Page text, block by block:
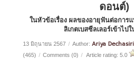
ดอนต์)
ในหัวข้อเรื่อง ผลของอายุฟันต่อการ
ลิเกตเบสซีลเลอร์เข้าไป
13 มิถุนายน 2567 / Author: Ariya Dechasiri
(465) / Comments (0) / Article rating: 5.0